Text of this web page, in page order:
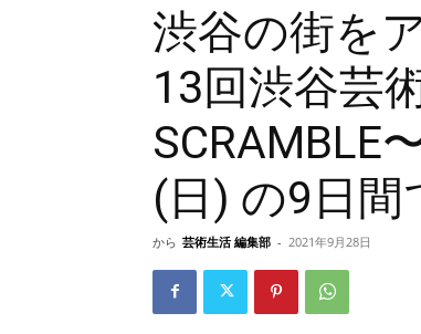
渋谷の街を
13回渋谷芸
SCRAMBLE
(日) の9日間
から 芸術生活 編集部 - 2021年9月28日